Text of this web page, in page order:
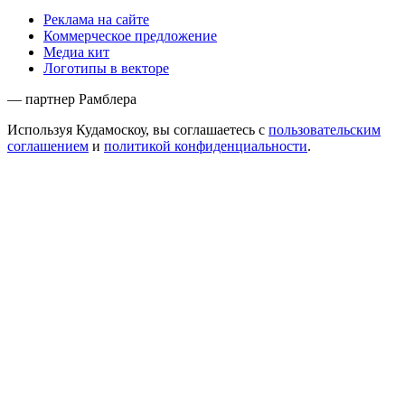
Реклама на сайте
Коммерческое предложение
Медиа кит
Логотипы в векторе
— партнер Рамблера
Используя Кудамоскоу, вы соглашаетесь с пользовательским
соглашением и политикой конфиденциальности.